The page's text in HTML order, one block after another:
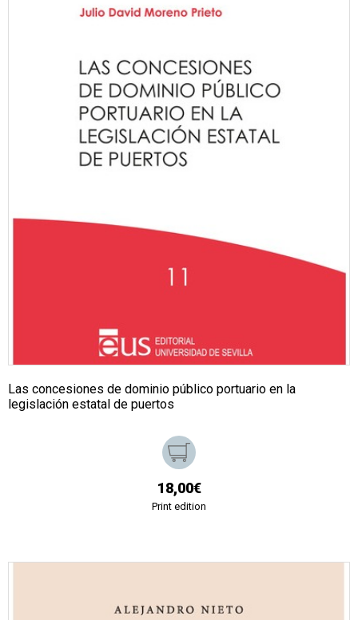
Las concesiones de dominio público portuario en la
legislación estatal de puertos
18,00€
Print edition